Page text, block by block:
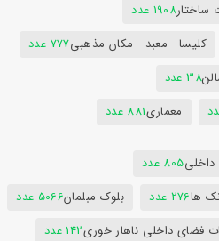
ساختار1908 عدد
کلیسا - معبد - مکان مذهبی777 عدد
38 عدد
معماری881 عدد
805 عدد
ها276 عدد بلوک مبلمان5066 عدد
فضای داخلی ناهار خوری142 عدد